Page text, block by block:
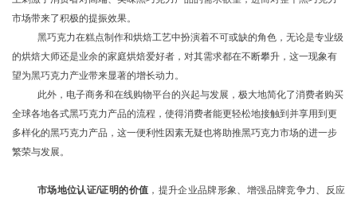
市场带来了积极的提振效果。
黑巧克力在糕点制作和烘焙工艺中扮演着不可或缺的角色，无论是专业级
的烘焙大师还是业余的家庭烘焙爱好者，对其需求都在不断攀升，这一现象有
望为黑巧克力产业带来显著的增长动力。
此外，电子商务和在线购物平台的兴起与发展，极大地简化了消费者购买
全球各地各式黑巧克力产品的流程，使得消费者能更轻松地接触到并享用到更
多样化的黑巧克力产品，这一便利性因素无疑也将助推黑巧克力市场的进一步
繁荣与发展。
市场地位认证/证明的价值 ， 提升企业品牌形象、增强品牌竞争力、反应